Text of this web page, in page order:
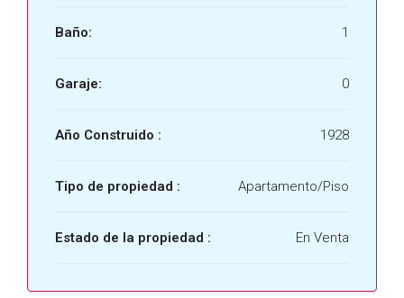
Baño: 1
Garaje: 0
Año Construido : 1928
Tipo de propiedad : Apartamento/Piso
Estado de la propiedad : En Venta